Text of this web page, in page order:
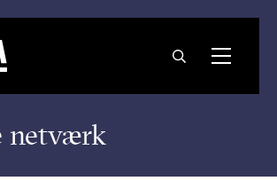
netværk